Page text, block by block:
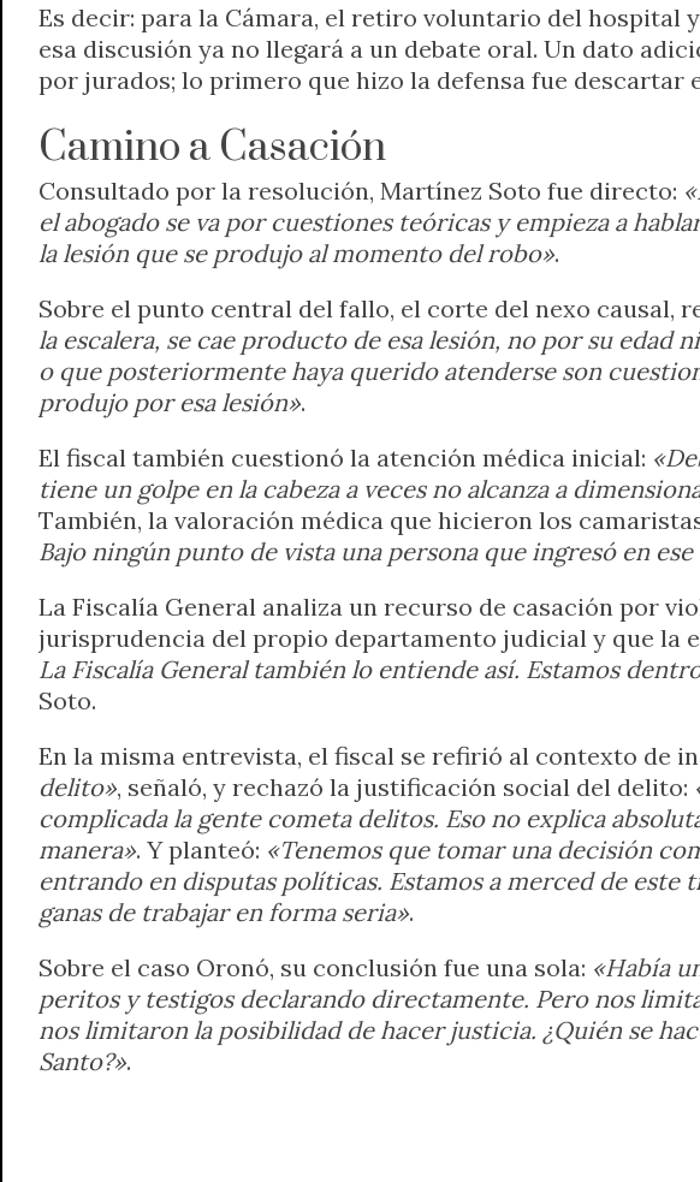
Es decir: para la Cámara, el retiro voluntario del hospital
esa discusión ya no llegará a un debate oral. Un dato
por jurados; lo primero que hizo la defensa fue descartar
Camino a Casación
Consultado por la resolución, Martínez Soto fue directo:
el abogado se va por cuestiones teóricas y empieza a
la lesión que se produjo al momento del robo».
Sobre el punto central del fallo, el corte del nexo causal,
la escalera, se cae producto de esa lesión, no por su edad
o que posteriormente haya querido atenderse son
produjo por esa lesión».
El fiscal también cuestionó la atención médica inicial:
tiene un golpe en la cabeza a veces no alcanza a
También, la valoración médica que hicieron los
Bajo ningún punto de vista una persona que ingresó en
La Fiscalía General analiza un recurso de casación por
jurisprudencia del propio departamento judicial y que la
La Fiscalía General también lo entiende así. Estamos
Soto.
En la misma entrevista, el fiscal se refirió al contexto de
delito», señaló, y rechazó la justificación social del delito:
complicada la gente cometa delitos. Eso no explica
manera». Y planteó: «Tenemos que tomar una decisión
entrando en disputas políticas. Estamos a merced de
ganas de trabajar en forma seria».
Sobre el caso Oronó, su conclusión fue una sola: «Había
peritos y testigos declarando directamente. Pero nos
nos limitaron la posibilidad de hacer justicia. ¿Quién se
Santo?».